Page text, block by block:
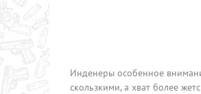
Инденеры особенное
скользкими, а хват более